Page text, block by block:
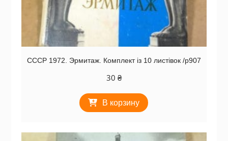
СССР 1972. Эрмитаж. Комплект із 10 листівок /р907
30 ₴
В корзину